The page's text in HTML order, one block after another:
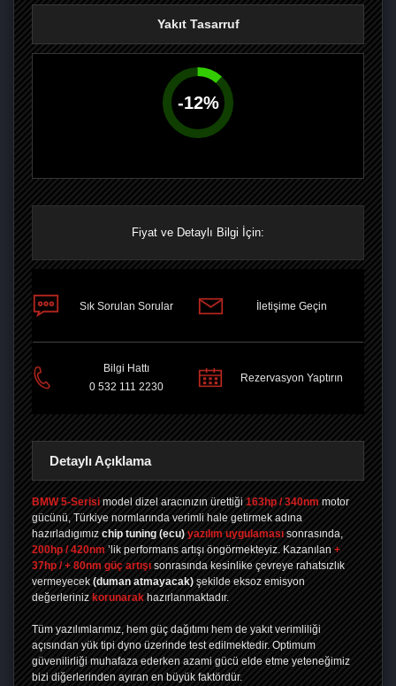
Yakıt Tasarruf
-12%
Fiyat ve Detaylı Bilgi İçin:
Sık Sorulan Sorular İletişime Geçin
Bilgi Hattı
0 532 111 2230
Rezervasyon Yaptırın
Detaylı Açıklama
BMW 5-Serisi model dizel aracınızın ürettiği 163hp / 340nm motor
gücünü, Türkiye normlarında verimli hale getirmek adına
hazırladıgımız chip tuning (ecu) yazılım uygulaması sonrasında,
200hp / 420nm ’lik performans artışı öngörmekteyiz. Kazanılan +
37hp / + 80nm güç artışı sonrasında kesinlike çevreye rahatsızlık
vermeyecek (duman atmayacak) şekilde eksoz emisyon
değerleriniz korunarak hazırlanmaktadır.
Tüm yazılımlarımız, hem güç dağıtımı hem de yakıt verimliliği
açısından yük tipi dyno üzerinde test edilmektedir. Optimum
güvenilirliği muhafaza ederken azami gücü elde etme yeteneğimiz
bizi diğerlerinden ayıran en büyük faktördür.